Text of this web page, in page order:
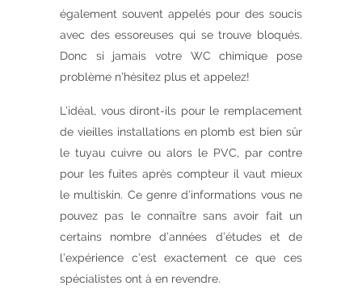
également souvent appelés pour des soucis
avec des essoreuses qui se trouve bloqués.
Donc si jamais votre WC chimique pose
problème n’hésitez plus et appelez!
L’idéal, vous diront-ils pour le remplacement
de vieilles installations en plomb est bien sûr
le tuyau cuivre ou alors le PVC, par contre
pour les fuites après compteur il vaut mieux
le multiskin. Ce genre d’informations vous ne
pouvez pas le connaître sans avoir fait un
certains nombre d’années d’études et de
l’expérience c’est exactement ce que ces
spécialistes ont à en revendre.